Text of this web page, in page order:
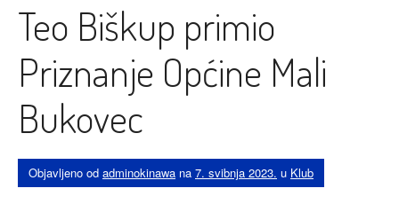
Teo Biškup primio
Priznanje Općine Mali
Bukovec
Objavljeno od adminokinawa na 7. svibnja 2023. u Klub